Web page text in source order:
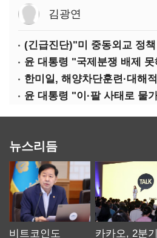
김광연
뉴스리듬
비트코인도
카카오, 2분기